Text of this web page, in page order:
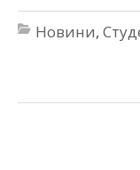
Новини,